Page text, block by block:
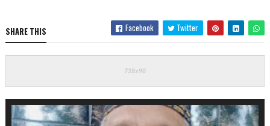
SHARE THIS Facebook Twitter